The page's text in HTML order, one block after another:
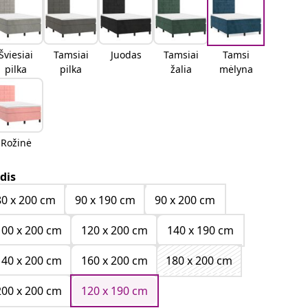
pilka
Tamsiai
pilka
Juodas
Tamsiai
žalia
Tamsi
mėlyna
Rožinė
x 200 cm
90 x 190 cm
90 x 200 cm
x 200 cm
120 x 200 cm
140 x 190 cm
x 200 cm
160 x 200 cm
180 x 200 cm
x 200 cm
120 x 190 cm